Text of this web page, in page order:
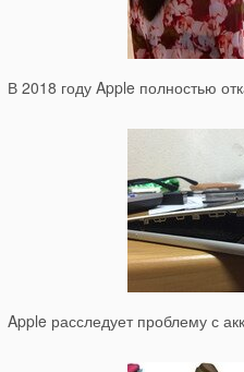
В 2018 году Apple полностью
Apple расследует проблему с